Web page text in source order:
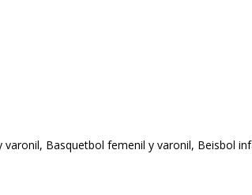
Basquetbol femenil y varonil, Beisbol